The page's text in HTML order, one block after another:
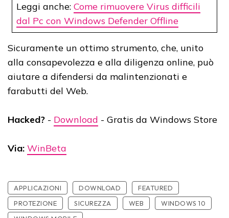
Leggi anche: Come rimuovere Virus difficili
dal Pc con Windows Defender Offline
Sicuramente un ottimo strumento, che, unito
alla consapevolezza e alla diligenza online, può
aiutare a difendersi da malintenzionati e
farabutti del Web.
Hacked? - Download - Gratis da Windows Store
Via: WinBeta
APPLICAZIONI DOWNLOAD
FEATURED
PROTEZIONE
SICUREZZA WEB
WINDOWS 10